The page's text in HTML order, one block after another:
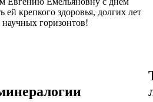
крепкого здоровья, долгих лет
горизонтов!